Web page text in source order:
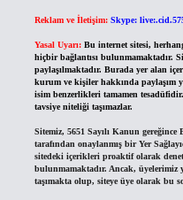
Reklam ve İletişim: Skype:
Yasal Uyarı: Bu internet sitesi,
hiçbir bağlantısı bulunmamaktadır.
paylaşılmaktadır. Burada yer alan
kurum ve kişiler hakkında paylaşım
isim benzerlikleri tamamen
tavsiye niteliği taşımazlar.
Sitemiz, 5651 Sayılı Kanun
tarafından onaylanmış bir Yer
sitedeki içerikleri proaktif olarak
bulunmamaktadır. Ancak,
taşımakta olup, siteye üye olarak bu